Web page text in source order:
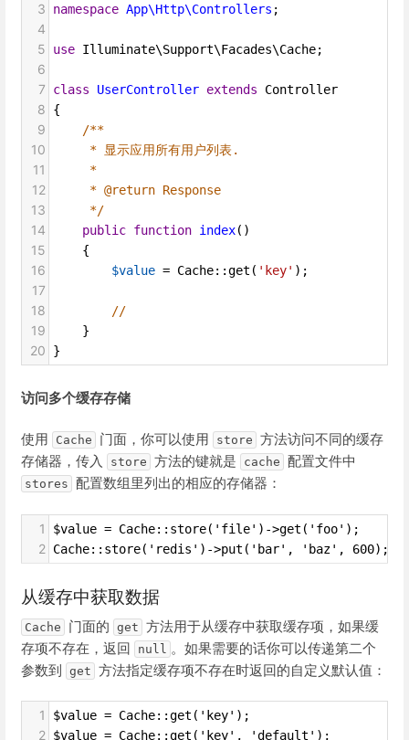
3
namespace App\Http\Controllers ;
4
5
use Illuminate\Support\Facades\Cache;
6
7
class UserController extends Controller
8 {
9 /**
10 * 显示应用所有用户列表.
11 *
12 * @return Response
13 */
14 public function index()
15
    {
16 $value = Cache::get ( 'key' );
17
18
//
19
    }
20 }
访问多个缓存存储
使用 Cache 门面，你可以使用 store 方法访问不同的缓存
存储器，传入
store 方法的键就是 cache 配置文件中
stores 配置数组里列出的相应的存储器：
1 $value = Cache::store('file')->get('foo');
2 Cache::store('redis')->put('bar', 'baz', 600);
从缓存中获取数据
Cache 门面的 get 方法用于从缓存中获取缓存项，如果缓
存项不存在，返回
null 。如果需要的话你可以传递第二个
参数到 get 方法指定缓存项不存在时返回的自定义默认值：
1 $value = Cache::get('key');
2 $value = Cache::get('key', 'default');